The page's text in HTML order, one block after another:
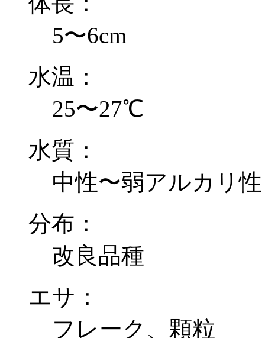
5〜6cm
水温：
25〜27℃
水質：
中性〜弱アルカリ性
分布：
改良品種
エサ：
フレーク、顆粒